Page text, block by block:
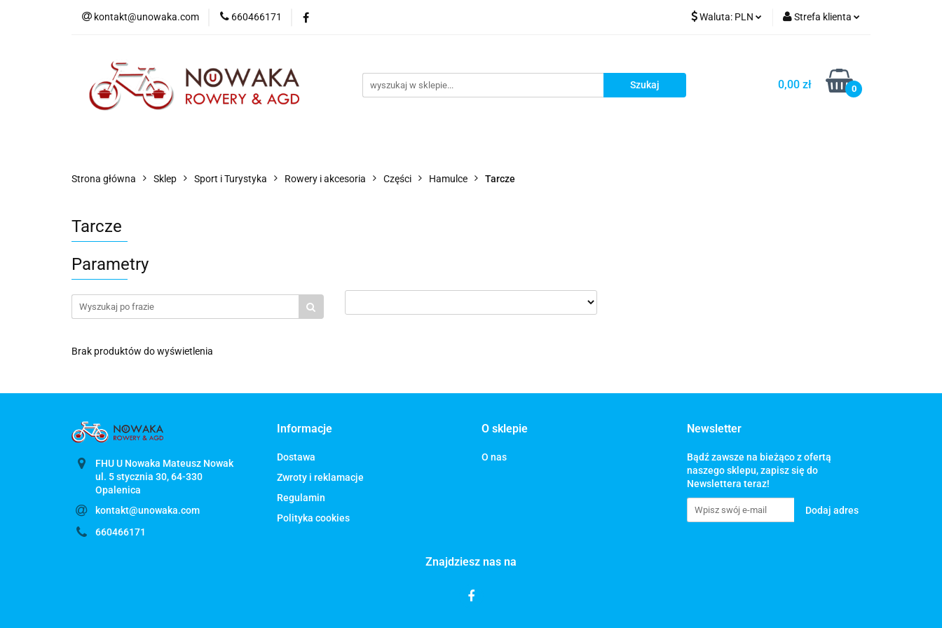
kontakt@unowaka.com 660466171 Waluta: PLN Strefa klienta
Zarejestruj się
Dodaj zgłoszenie
0,00 zł 0
Strona główna Sklep Sport i Turystyka Rowery i akcesoria Części Hamulce Tarcze
Tarcze
Parametry
Brak produktów do wyświetlenia
FHU U Nowaka Mateusz Nowak
ul. 5 stycznia 30, 64-330
kontakt@unowaka.com
660466171
Informacje
Dostawa
Zwroty i reklamacje
Regulamin
Polityka cookies
O sklepie
O nas
Newsletter
Bądź zawsze na bieżąco z ofertą
naszego sklepu, zapisz się do
Newslettera teraz!
Znajdziesz nas na